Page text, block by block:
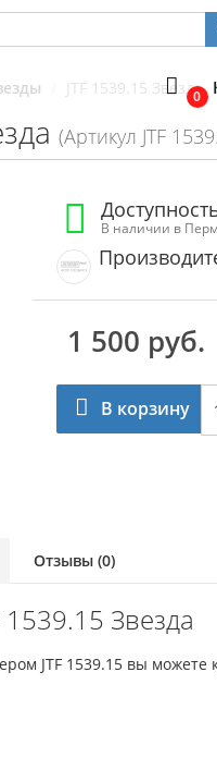
0
JTF 1539.15 Звезда
(Артикул JTF
В наличии в
1 500 руб.
В корзину
Отзывы (0)
Звезда
JTF 1539.15 вы